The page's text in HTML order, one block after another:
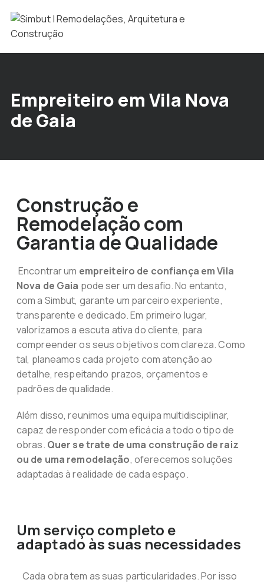
Empreiteiro em Vila Nova
de Gaia
Construção e
Remodelação com
Garantia de Qualidade
Encontrar um empreiteiro de confiança em Vila
Nova de Gaia pode ser um desafio. No entanto,
com a Simbut, garante um parceiro experiente,
transparente e dedicado. Em primeiro lugar,
valorizamos a escuta ativa do cliente, para
compreender os seus objetivos com clareza. Como
tal, planeamos cada projeto com atenção ao
detalhe, respeitando prazos, orçamentos e
padrões de qualidade.
Além disso, reunimos uma equipa multidisciplinar,
capaz de responder com eficácia a todo o tipo de
obras. Quer se trate de uma construção de raiz
ou de uma remodelação, oferecemos soluções
adaptadas à realidade de cada espaço.
Um serviço completo e
adaptado às suas necessidades
Cada obra tem as suas particularidades. Por isso